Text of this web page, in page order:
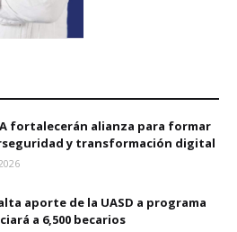
fortalecerán alianza para formar
y transformación digital
aporte de la UASD a programa
a 6,500 becarios